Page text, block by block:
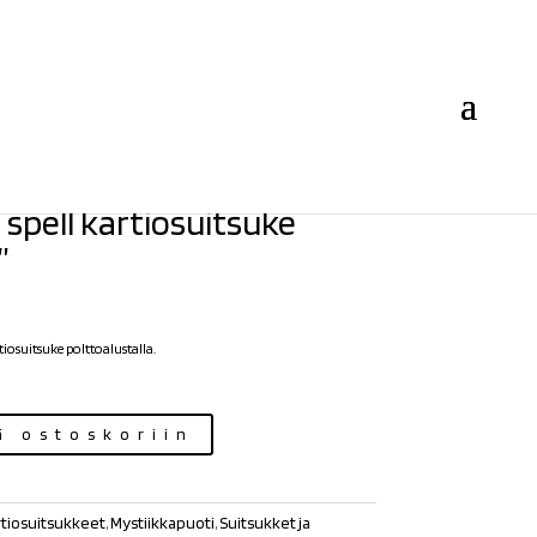
spell kartiosuitsuke
polttoalustalla.
ostoskoriin
,Mystiikkapuoti,Suitsukket ja